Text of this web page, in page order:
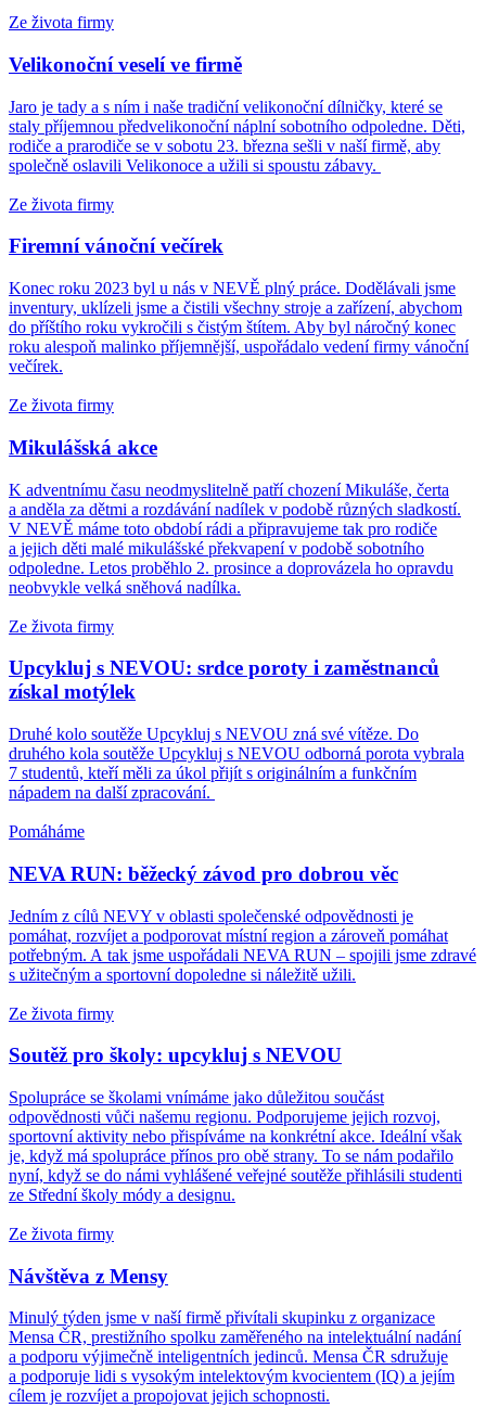
Ze života firmy
Velikonoční veselí ve firmě
Jaro je tady a s ním i naše tradiční velikonoční dílničky, které se
staly příjemnou předvelikonoční náplní sobotního odpoledne. Děti,
rodiče a prarodiče se v sobotu 23. března sešli v naší firmě, aby
společně oslavili Velikonoce a užili si spoustu zábavy.
Ze života firmy
Firemní vánoční večírek
Konec roku 2023 byl u nás v NEVĚ plný práce. Dodělávali jsme
inventury, uklízeli jsme a čistili všechny stroje a zařízení, abychom
do příštího roku vykročili s čistým štítem. Aby byl náročný konec
roku alespoň malinko příjemnější, uspořádalo vedení firmy vánoční
večírek.
Ze života firmy
Mikulášská akce
K adventnímu času neodmyslitelně patří chození Mikuláše, čerta
a anděla za dětmi a rozdávání nadílek v podobě různých sladkostí.
V NEVĚ máme toto období rádi a připravujeme tak pro rodiče
a jejich děti malé mikulášské překvapení v podobě sobotního
odpoledne. Letos proběhlo 2. prosince a doprovázela ho opravdu
neobvykle velká sněhová nadílka.
Ze života firmy
Upcykluj s NEVOU: srdce poroty i zaměstnanců
získal motýlek
Druhé kolo soutěže Upcykluj s NEVOU zná své vítěze. Do
druhého kola soutěže Upcykluj s NEVOU odborná porota vybrala
7 studentů, kteří měli za úkol přijít s originálním a funkčním
nápadem na další zpracování.
Pomáháme
NEVA RUN: běžecký závod pro dobrou věc
Jedním z cílů NEVY v oblasti společenské odpovědnosti je
pomáhat, rozvíjet a podporovat místní region a zároveň pomáhat
potřebným. A tak jsme uspořádali NEVA RUN – spojili jsme zdravé
s užitečným a sportovní dopoledne si náležitě užili.
Ze života firmy
Soutěž pro školy: upcykluj s NEVOU
Spolupráce se školami vnímáme jako důležitou součást
odpovědnosti vůči našemu regionu. Podporujeme jejich rozvoj,
sportovní aktivity nebo přispíváme na konkrétní akce. Ideální však
je, když má spolupráce přínos pro obě strany. To se nám podařilo
nyní, když se do námi vyhlášené veřejné soutěže přihlásili studenti
ze Střední školy módy a designu.
Ze života firmy
Návštěva z Mensy
Minulý týden jsme v naší firmě přivítali skupinku z organizace
Mensa ČR, prestižního spolku zaměřeného na intelektuální nadání
a podporu výjimečně inteligentních jedinců. Mensa ČR sdružuje
a podporuje lidi s vysokým intelektovým kvocientem (IQ) a jejím
cílem je rozvíjet a propojovat jejich schopnosti.